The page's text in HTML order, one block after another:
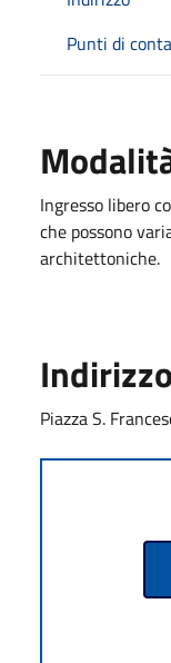
Punti di
Ingresso libero
che possono
architettoniche.
Indirizzo
Piazza S.